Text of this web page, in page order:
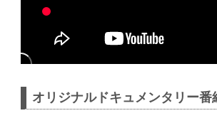
オリジナルドキュメンタリー